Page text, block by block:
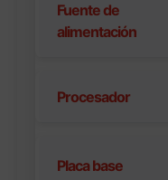
Fuente de
alimentación
Procesador
Placa base